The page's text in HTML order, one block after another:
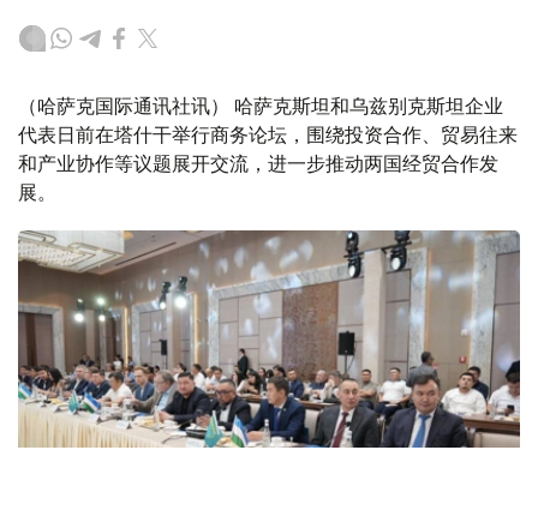
（哈萨克国际通讯社讯） 哈萨克斯坦和乌兹别克斯坦企业
代表日前在塔什干举行商务论坛，围绕投资合作、贸易往来
和产业协作等议题展开交流，进一步推动两国经贸合作发
展。